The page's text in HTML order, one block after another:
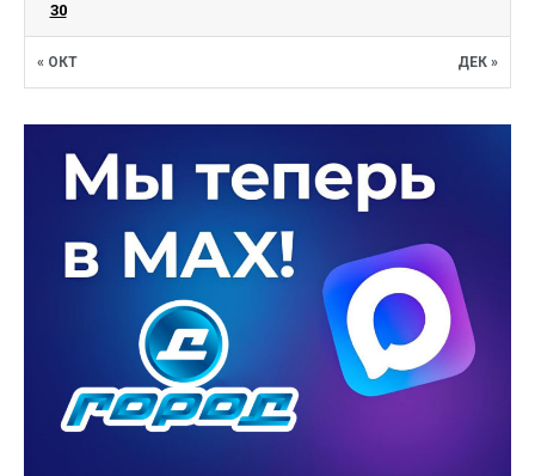
« ОКТ ДЕК »
30